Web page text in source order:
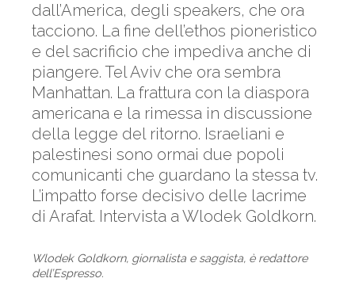
dall’America, degli speakers, che ora
tacciono. La fine dell’ethos pioneristico
e del sacrificio che impediva anche di
piangere. Tel Aviv che ora sembra
Manhattan. La frattura con la diaspora
americana e la rimessa in discussione
della legge del ritorno. Israeliani e
palestinesi sono ormai due popoli
comunicanti che guardano la stessa tv.
L’impatto forse decisivo delle lacrime
di Arafat. Intervista a Wlodek Goldkorn.
Wlodek Goldkorn, giornalista e saggista, è redattore
dell’Espresso.